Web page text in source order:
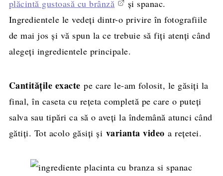
plăcintă gustoasă cu brânză
și spanac.
Ingredientele le vedeți dintr-o privire în fotografiile
de mai jos și vă spun la ce trebuie să fiți atenți când
alegeți ingredientele principale.
Cantitățile exacte pe care le-am folosit, le găsiți la
final, în caseta cu rețeta completă pe care o puteți
salva sau tipări ca să o aveți la îndemână atunci când
gătiți. Tot acolo găsiți și varianta video a rețetei.